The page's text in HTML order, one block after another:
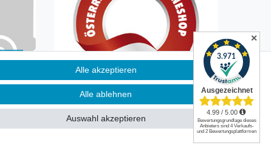
Alle akzeptieren
Alle ablehnen
Auswahl akzeptieren
✕